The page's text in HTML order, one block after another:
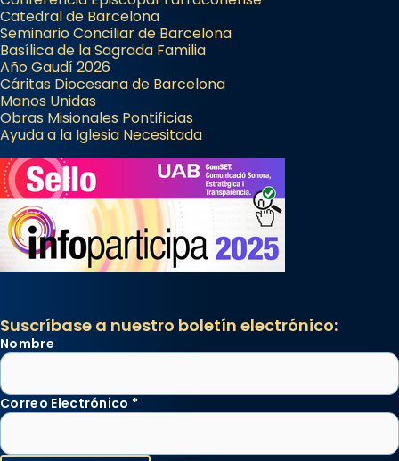
Catedral de Barcelona
Seminario Conciliar de Barcelona
Basílica de la Sagrada Familia
Año Gaudí 2026
Cáritas Diocesana de Barcelona
Manos Unidas
Obras Misionales Pontificias
Ayuda a la Iglesia Necesitada
Suscríbase a nuestro boletín electrónico:
Nombre
Correo Electrónico *